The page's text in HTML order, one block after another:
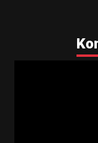
Memoir of a snail
Memoir of a
Memoir of a
Memoir of a
Memoir of a
Memoir of a